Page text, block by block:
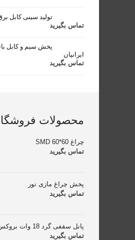
تولید سینی کابل
تماس بگیرید
پخش سیم و کابل
ایرانیان
تماس بگیرید
محصولات
چراغ SMD 60*60
تماس بگیرید
پخش چراغ مازی نور
تماس بگیرید
پانل سقفی گرد 18 وات بروکس
تماس بگیرید